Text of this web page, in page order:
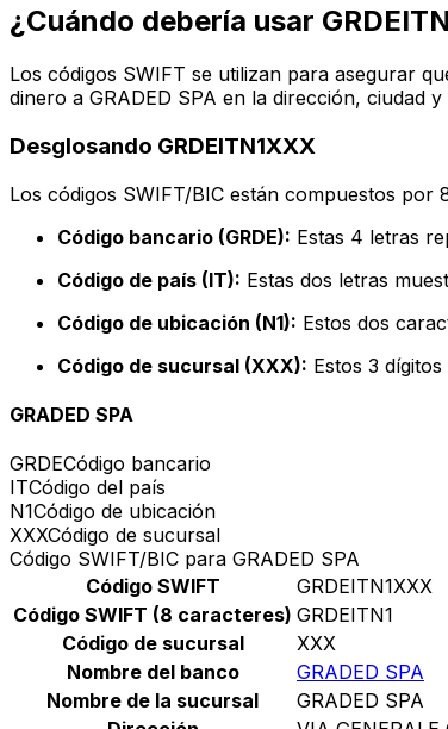
¿Cuándo debería usar
Los códigos SWIFT se utilizan para asegurar
dinero a GRADED SPA en la dirección, ciudad
Desglosando GRDEITN1XXX
Los códigos SWIFT/BIC están compuestos
Código bancario (GRDE): Estas 4 letras
Código de país (IT): Estas dos letras
Código de ubicación (N1): Estos dos
Código de sucursal (XXX): Estos 3
GRADED SPA
GRDECódigo bancario
ITCódigo del país
N1Código de ubicación
XXXCódigo de sucursal
Código SWIFT/BIC para GRADED SPA
Código SWIFT
GRDEITN1XXX
Código SWIFT (8 caracteres) GRDEITN1
Código de sucursal
XXX
Nombre del banco
GRADED SPA
Nombre de la sucursal
GRADED SPA